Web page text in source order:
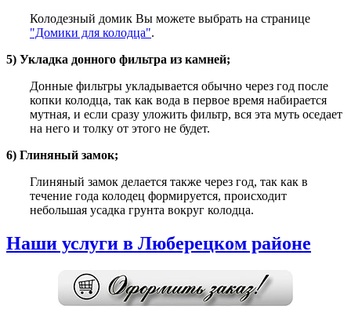
Колодезный домик Вы можете выбрать на странице
"Домики для колодца".
5) Укладка донного фильтра из камней;
Донные фильтры укладывается обычно через год после
копки колодца, так как вода в первое время набирается
мутная, и если сразу уложить фильтр, вся эта муть оседает
на него и толку от этого не будет.
6) Глиняный замок;
Глиняный замок делается также через год, так как в
течение года колодец формируется, происходит
небольшая усадка грунта вокруг колодца.
Наши услуги в Люберецком районе